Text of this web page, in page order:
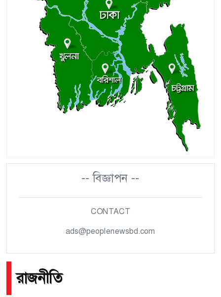
-- বিজ্ঞাপন --
CONTACT
ads@peoplenewsbd.com
রাজনীতি